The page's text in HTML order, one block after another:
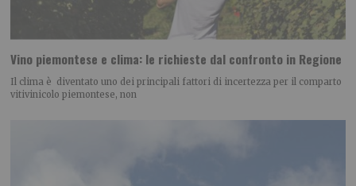
Vino piemontese e clima: le richieste dal confronto in Regione
Il clima è diventato uno dei principali fattori di incertezza per il comparto
vitivinicolo piemontese, non